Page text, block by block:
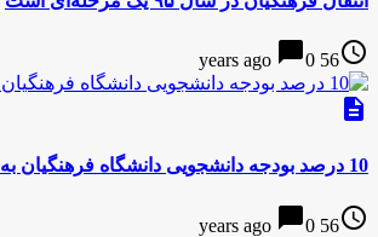
access_time
56 years ago
chat_bubble0
description
10 درصد بودجه‌ دانشجویی دانشگاه فرهنگیان به ‘ورزش‌های خوابگاهی’ اختصاص یافت
access_time
56 years ago
chat_bubble0